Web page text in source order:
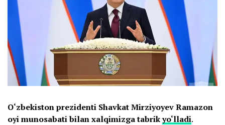
O‘zbekiston prezidenti Shavkat Mirziyoyev Ramazon
oyi munosabati bilan xalqimizga tabrikyo‘lladi.